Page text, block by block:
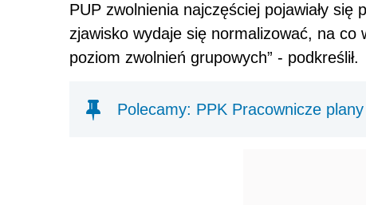
PUP zwolnienia najczęściej pojawiały
zjawisko wydaje się normalizować, na co
poziom zwolnień grupowych” - podkreślił.
Polecamy: PPK Pracownicze